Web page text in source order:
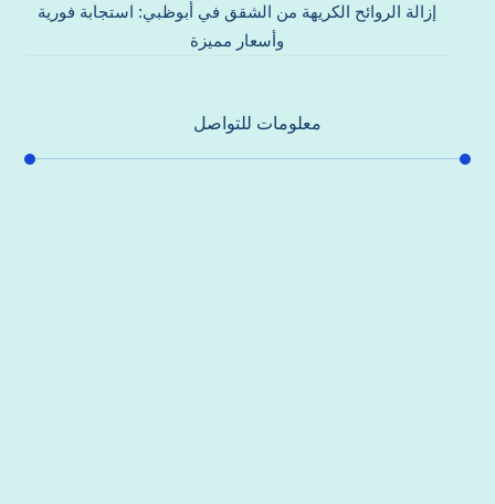
إزالة الروائح الكريهة من الشقق في أبوظبي: استجابة فورية
وأسعار مميزة
معلومات للتواصل